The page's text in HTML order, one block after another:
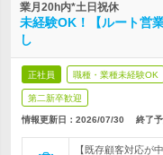
業月20h内*土日祝休
未経験OK！【ルート営
し
正社員 職種・業種未経験OK
第二新卒歓迎
情報更新日：2026/07/30 終了予
【既存顧客対応が